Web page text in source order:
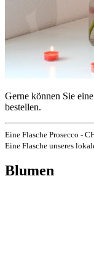
Gerne können Sie
bestellen.
Eine Flasche Prosecco -
Eine Flasche unseres
Blumen